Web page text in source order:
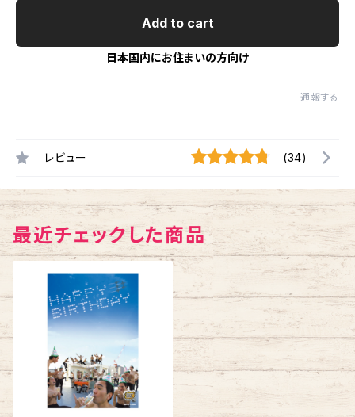
Add to cart
日本国内にお住まいの方向け
通報する
レビュー (34)
最近チェックした商品